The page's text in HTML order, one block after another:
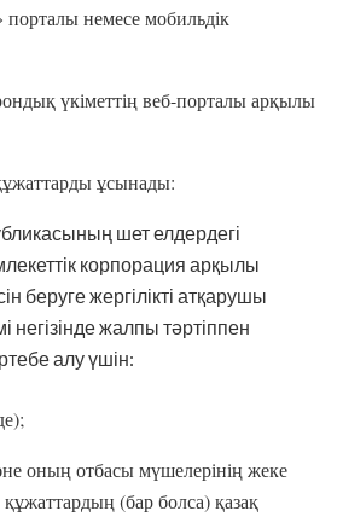
немесе мобильдік
үкіметтің веб-порталы арқылы
ұсынады:
шет елдердегі
корпорация арқылы
беруге жергілікті атқарушы
негізінде жалпы тәртіппен
алу үшін:
оның отбасы мүшелерінің жеке
(бар болса) қазақ